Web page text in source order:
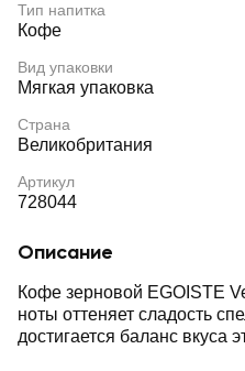
Тип напитка
Кофе
Вид упаковки
Мягкая упаковка
Страна
Великобритания
Артикул
728044
Описание
Кофе зерновой EGOISTE
ноты оттеняет сладость
достигается баланс вкуса